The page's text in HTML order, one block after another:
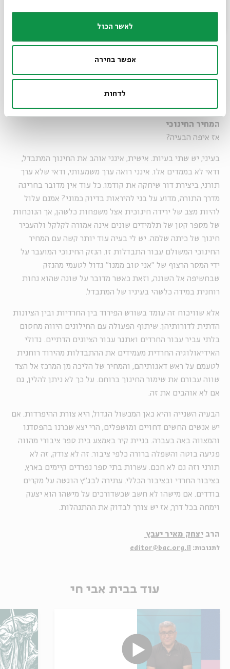
לאשר הכול
אפשר בחירה
לדחות
המחיר החינוכי
אז איפה הבעיה?
בעיני, יש שתי בעיות. אישית, אינני אוהב את החינוך המתבדל,
ודאי לא בממדים אלו. אינני רואה ערך משמעותי, ודאי שלא ערך
תורני, ביצירת דור שיחקה את קודמו. כל עוד אין מדובר בחריגה
מדרך התורה, מדוע על בני להיראות בדיוק כמוני? אמנם עלול
להיות מצב של ירידה חינוכית אצל משפחות כלשהן, אך הנוכחות
של מספר קטן של תלמידים שונים אינה אמורה לקלקל ולהעכיר
חינוך של כיתה שלמה. יש לי בעיה עוד יותר קשה עם המחיר
החינוכי המשולם עבור התבדלות זו. הנזק החינוכי המועבר על
ידי המסר הרצוף של "אני טוב ממנו" גדול לטעמי מהנזק
שבחשיפה אל השונה, וזאת כאשר מדובר על שונה שהוא נחות
רוחנית במידה כלשהי בעיניו של המתבדל.
אלא שוויכוח זה עומד בשורש הפירוד בין החרדיות ובין הציונות
הדתית לדורותיהן. שיתוף הפעולה עם החילונים היווה מחסום
בלתי עביר עבור החרדים ואתגר עבור הציונים הדתיים. גדולי
האידיאולוגיה החרדית מעמידים את ההתבדלות מהירוד רוחנית
לטעמם על ראש דאגותיהם, והמחיר של הליכה מן המרכז אל הצד
שווה עבורם את שימור החינוך ברוחם. על כך לא ניתן להלין, גם
אם לא אוהבים את זה.
הבעיה השנייה והיא כאן המכשול הגדול, היא צורת ההיפרדות. אם
יש אנשים החשים דחויים ומושפלים, הרי יצא שכרנו בהפסדנו
והמצווה באה בעברה. בניית קיר באמצע בית ספר ציבורי מהווה
פגיעה בוטה והשפלה ברורה כלפי ציבור. זה לא צודק, זה לא
תורני וזה גם לא חכם. עשרות בתי ספר נפרדים קיימים בארץ,
בציבור החרדי ובציבור הכללי. עתירה לבג"ץ הוגשה על מקרים
בודדים. אם מישהו לא חשב שכשדורכים על מישהו הוא יצעק
וימחה בכל דרך, אז יש צורך לבדוק את ההתנהלות.
הרב יצחק מאיר יעבץ
לתגובות: editor@bac.org.il
עוד בבית אבי חי